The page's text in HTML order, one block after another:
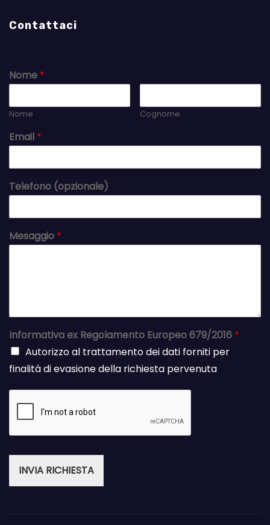
Contattaci
Nome *
Nome Cognome
Email *
Telefono (opzionale)
Mesaggio *
Informativa ex Regolamento Europeo 679/2016 *
Autorizzo al trattamento dei dati forniti per
finalità di evasione della richiesta pervenuta
INVIA RICHIESTA